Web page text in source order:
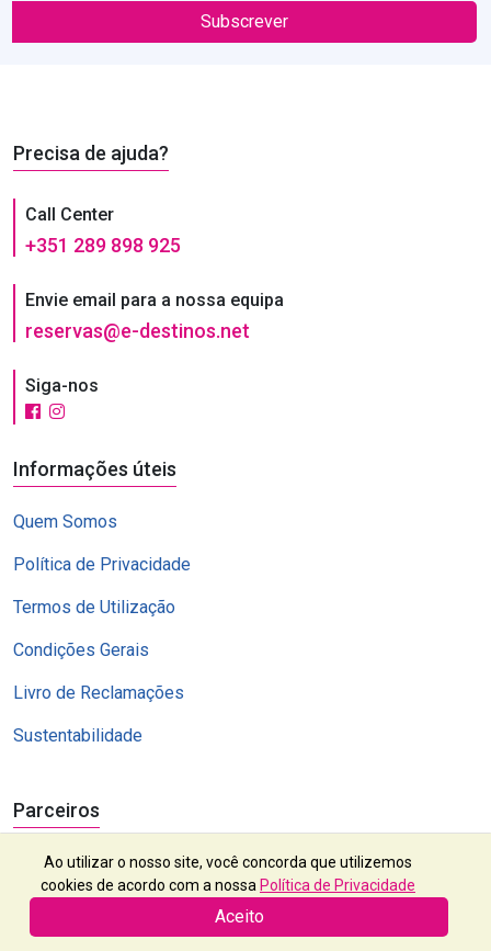
Subscrever
Precisa de ajuda?
Call Center
+351 289 898 925
Envie email para a nossa equipa
reservas@e-destinos.net
Siga-nos
Informações úteis
Quem Somos
Política de Privacidade
Termos de Utilização
Condições Gerais
Livro de Reclamações
Sustentabilidade
Parceiros
Ao utilizar o nosso site, você concorda que utilizemos
cookies de acordo com a nossa Política de Privacidade
Aceito